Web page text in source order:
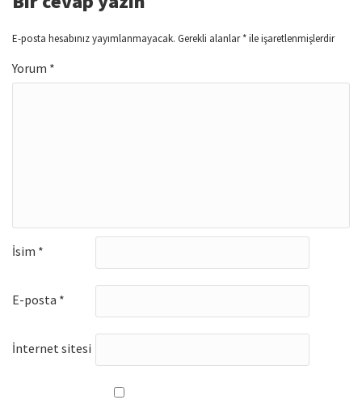
E-posta hesabınız yayımlanmayacak. Gerekli alanlar*ile işaretlenmişlerdir
Yorum *
İsim *
E-posta *
İnternet sitesi